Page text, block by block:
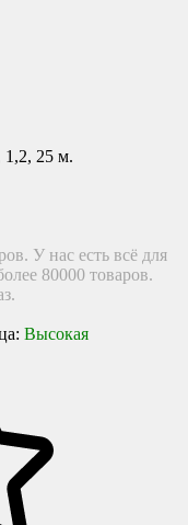
У нас есть всё для
80000 товаров.
Высокая